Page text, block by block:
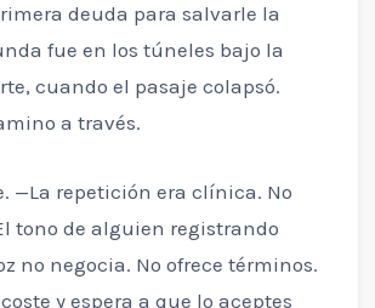
deuda para salvarle la
fue en los túneles bajo la
cuando el pasaje colapsó.
a través.
—La repetición era clínica. No
tono de alguien registrando
no negocia. No ofrece términos.
y espera a que lo aceptes